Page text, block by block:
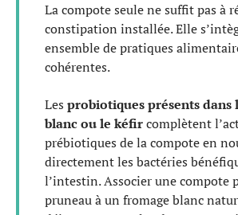
La compote seule ne suffit pas à
constipation installée. Elle
ensemble de pratiques
cohérentes.
Les probiotiques présents dans
blanc ou le kéfircomplètent
prébiotiques de la compote en
directement les bactéries
l’intestin. Associer une compote
pruneau à un fromage blanc